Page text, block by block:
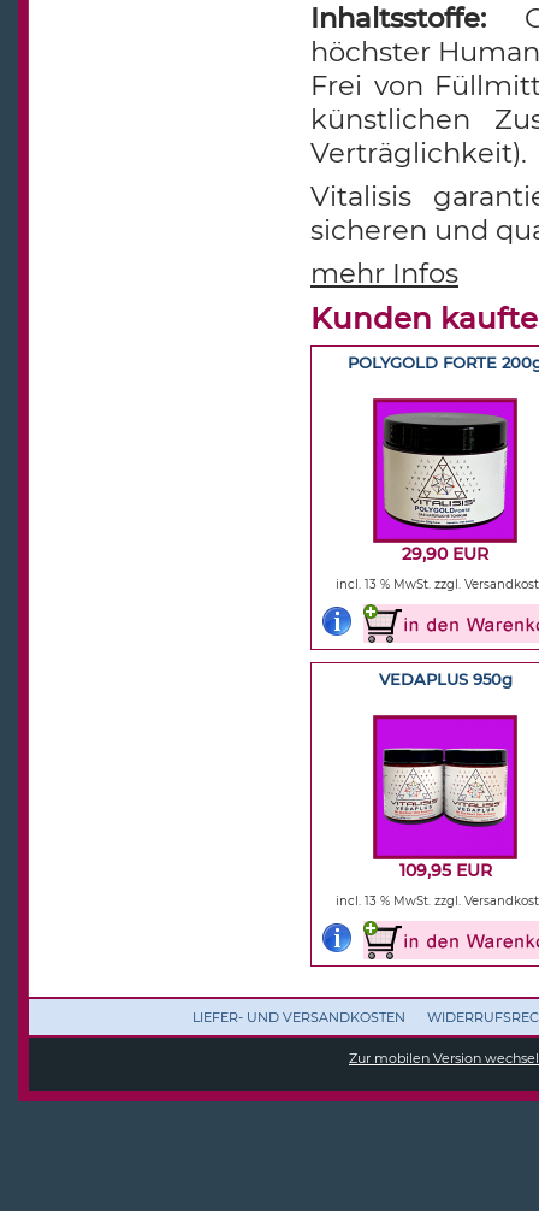
Inhaltsstoffe:
höchster
Frei von
künstlichen
Verträglichkeit).
Vitalisis
sicheren und
mehr Infos
Kunden
POLYGOLD FORTE
29,90 EUR
incl. 13 % MwSt. zzgl.
VEDAPLUS 950g
109,95 EUR
incl. 13 % MwSt. zzgl.
LIEFER- UND VERSANDKOSTEN
Zur mobilen Version